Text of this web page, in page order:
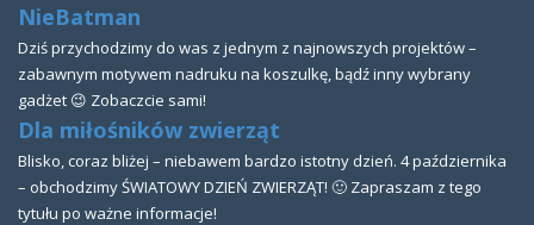
NieBatman
Dziś przychodzimy do was z jednym z najnowszych projektów –
zabawnym motywem nadruku na koszulkę, bądź inny wybrany
gadżet 😉 Zobaczcie sami!
Dla miłośników zwierząt
Blisko, coraz bliżej – niebawem bardzo istotny dzień. 4 października
– obchodzimy ŚWIATOWY DZIEŃ ZWIERZĄT! 🙂 Zapraszam z tego
tytułu po ważne informacje!